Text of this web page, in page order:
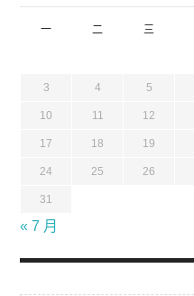
一 二 三
3 4 5
10 11 12
17 18 19
24 25 26
31
« 7 月